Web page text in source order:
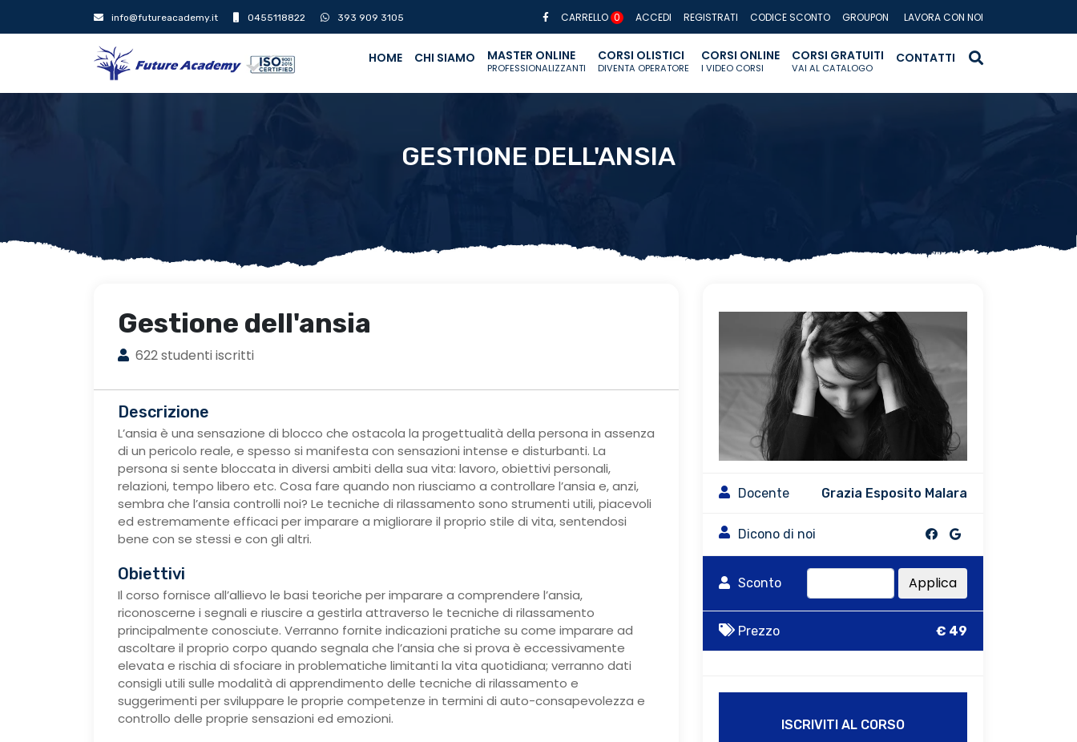
info@futureacademy.it 0455118822 393 909 3105 CARRELLO 0 ACCEDI REGISTRATI CODICE SCONTO GROUPON LAVORA CON NOI
HOME CHI SIAMO MASTER ONLINE
PROFESSIONALIZZANTI
CORSI OLISTICI
DIVENTA OPERATORE
CORSI ONLINE
I VIDEO CORSI
CORSI GRATUITI
VAI AL CATALOGO
CONTATTI
GESTIONE DELL'ANSIA
Gestione dell'ansia
622 studenti iscritti
Descrizione
L’ansia è una sensazione di blocco che ostacola la progettualità della persona in assenza
di un pericolo reale, e spesso si manifesta con sensazioni intense e disturbanti. La
persona si sente bloccata in diversi ambiti della sua vita: lavoro, obiettivi personali,
relazioni, tempo libero etc. Cosa fare quando non riusciamo a controllare l’ansia e, anzi,
sembra che l’ansia controlli noi? Le tecniche di rilassamento sono strumenti utili, piacevoli
ed estremamente efficaci per imparare a migliorare il proprio stile di vita, sentendosi
bene con se stessi e con gli altri.
Obiettivi
Il corso fornisce all’allievo le basi teoriche per imparare a comprendere l’ansia,
riconoscerne i segnali e riuscire a gestirla attraverso le tecniche di rilassamento
principalmente conosciute. Verranno fornite indicazioni pratiche su come imparare ad
ascoltare il proprio corpo quando segnala che l’ansia che si prova è eccessivamente
elevata e rischia di sfociare in problematiche limitanti la vita quotidiana; verranno dati
consigli utili sulle modalità di apprendimento delle tecniche di rilassamento e
suggerimenti per sviluppare le proprie competenze in termini di auto-consapevolezza e
controllo delle proprie sensazioni ed emozioni.
Docente Grazia Esposito Malara
Dicono di noi
Sconto Applica
Prezzo € 49
ISCRIVITI AL CORSO